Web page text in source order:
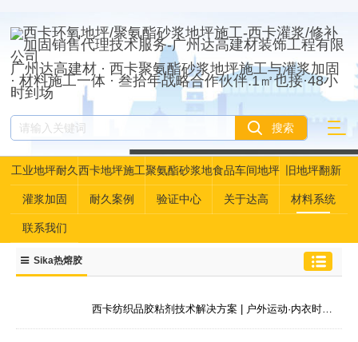
广州达高建材 · 西卡聚氨酯砂浆地坪施工与灌浆加固
· 材料施工一体 · 叁拾年战略合作伙伴.1㎡也接·48小
时到场
工业地坪耐久
性资产管理
西卡地坪施工聚氨酯砂浆地
坪
食品车间地坪 旧地坪翻新
灌浆加固 耐久案例 验证中心 关于达高 材料系统
联系我们
Sika热熔胶
西卡纺织品胶粘剂技术解决方案 | 户外运动·内衣时装·汽车内饰的专用粘接 | 广州达高·西卡28年服务商